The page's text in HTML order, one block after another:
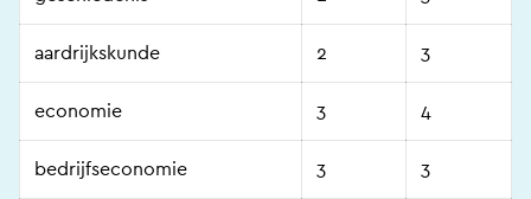
aardrijkskunde 2 3
economie 3 4
bedrijfseconomie 3 3